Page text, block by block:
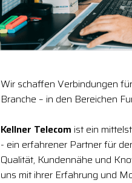
Wir schaffen Verbindungen
Branche – in den Bereichen
Kellner Telecom ist ein
- ein erfahrener Partner für
Qualität, Kundennähe und
uns mit ihrer Erfahrung und